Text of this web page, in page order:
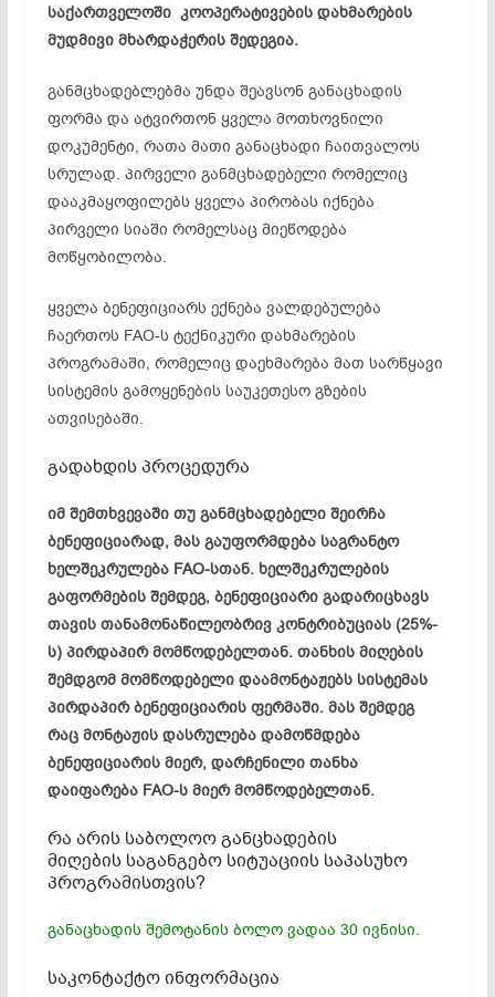
საქართველოში კოოპერატივების დახმარების
მუდმივი მხარდაჭერის შედეგია.
განმცხადებლებმა უნდა შეავსონ განაცხადის
ფორმა და ატვირთონ ყველა მოთხოვნილი
დოკუმენტი, რათა მათი განაცხადი ჩაითვალოს
სრულად. პირველი განმცხადებელი რომელიც
დააკმაყოფილებს ყველა პირობას იქნება
პირველი სიაში რომელსაც მიეწოდება
მოწყობილობა.
ყველა ბენეფიციარს ექნება ვალდებულება
ჩაერთოს FAO-ს ტექნიკური დახმარების
პროგრამაში, რომელიც დაეხმარება მათ სარწყავი
სისტემის გამოყენების საუკეთესო გზების
ათვისებაში.
გადახდის პროცედურა
იმ შემთხვევაში თუ განმცხადებელი შეირჩა
ბენეფიციარად, მას გაუფორმდება საგრანტო
ხელშეკრულება FAO-სთან. ხელშეკრულების
გაფორმების შემდეგ, ბენეფიციარი გადარიცხავს
თავის თანამონაწილეობრივ კონტრიბუციას (25%-
ს) პირდაპირ მომწოდებელთან. თანხის მიღების
შემდგომ მომწოდებელი დაამონტაჟებს სისტემას
პირდაპირ ბენეფიციარის ფერმაში. მას შემდეგ
რაც მონტაჟის დასრულება დამოწმდება
ბენეფიციარის მიერ, დარჩენილი თანხა
დაიფარება FAO-ს მიერ მომწოდებელთან.
რა არის საბოლოო განცხადების
მიღების საგანგებო სიტუაციის საპასუხო
პროგრამისთვის?
განაცხადის შემოტანის ბოლო ვადაა 30 ივნისი.
საკონტაქტო ინფორმაცია